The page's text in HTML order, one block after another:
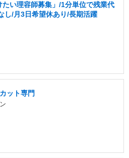
たい理容師募集」/1分単位で残業代
し/月3日希望休あり/長期活躍
ット専門